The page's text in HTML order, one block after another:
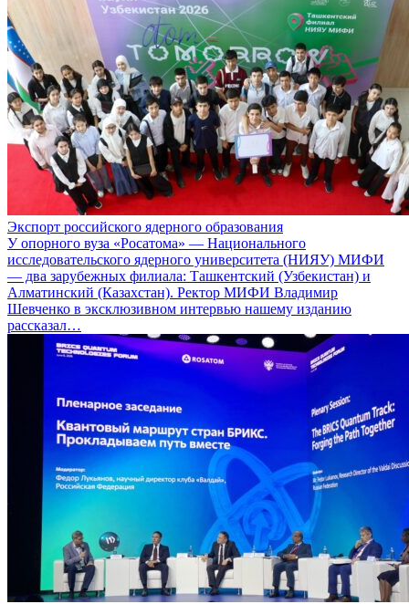
Экспорт российского ядерного образования
У опорного вуза «Росатома» — Национального
исследовательского ядерного университета (НИЯУ) МИФИ
— два зарубежных филиала: Ташкентский (Узбекистан) и
Алматинский (Казахстан). Ректор МИФИ Владимир
Шевченко в эксклюзивном интервью нашему изданию
рассказал…